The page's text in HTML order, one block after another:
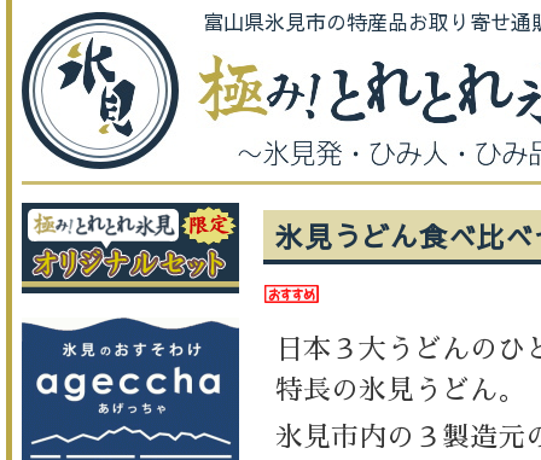
富山県氷見市の特産品お取り寄せ通
氷見うどん食べ比
日本３大うどんの
特長の氷見うどん。
氷見市内の３製造元